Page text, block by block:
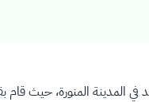
في المدينة المنورة،